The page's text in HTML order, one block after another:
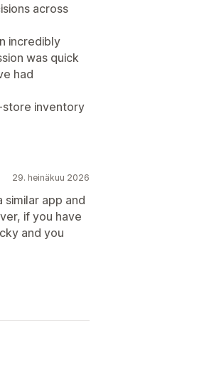
across
incredibly
was quick
had
store inventory
29. heinäkuu 2026
app and
if you have
and you